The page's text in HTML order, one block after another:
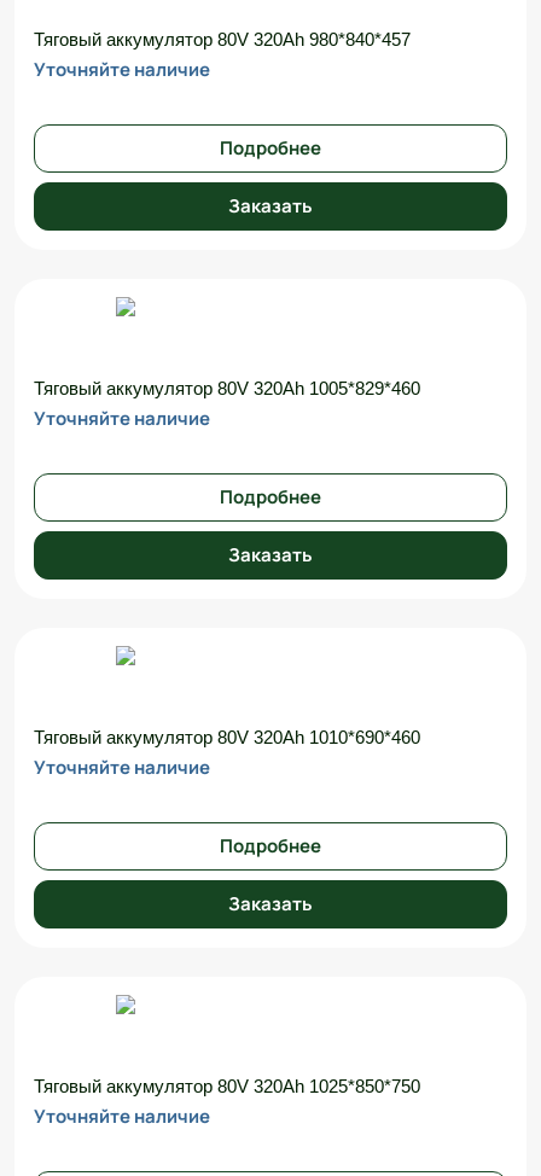
Тяговый аккумулятор 80V 320Ah 980*840*457
Уточняйте наличие
Подробнее
Заказать
Тяговый аккумулятор 80V 320Ah 1005*829*460
Уточняйте наличие
Подробнее
Заказать
Тяговый аккумулятор 80V 320Ah 1010*690*460
Уточняйте наличие
Подробнее
Заказать
Тяговый аккумулятор 80V 320Ah 1025*850*750
Уточняйте наличие